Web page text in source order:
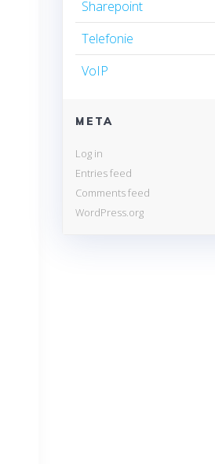
Sharepoint
Telefonie
VoIP
META
Log in
Entries feed
Comments feed
WordPress.org